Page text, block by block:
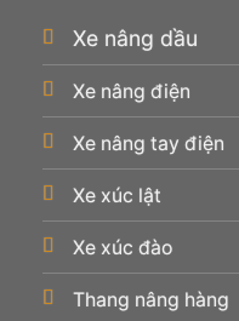
Xe nâng dầu
Xe nâng điện
Xe nâng tay điện
Xe xúc lật
Xe xúc đào
Thang nâng hàng